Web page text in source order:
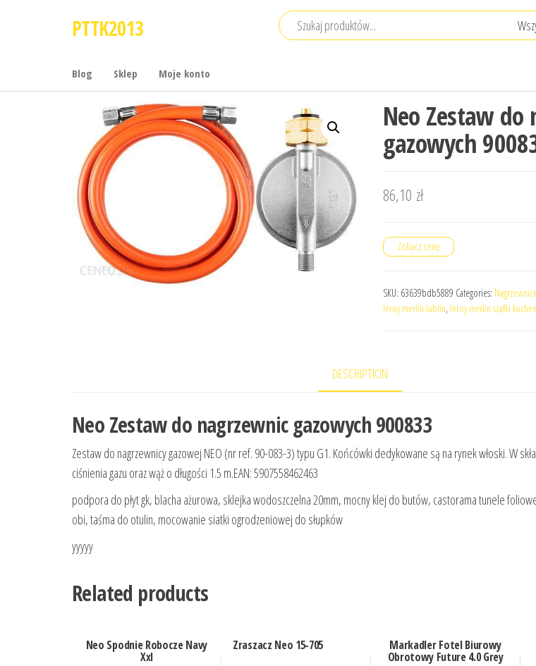
PTTK2013
Blog Sklep Moje konto
Neo Zestaw do
gazowych
86,10 zł
Zobacz cenę
SKU: 63639bdb5889 Categories: Nagrzewnice
leroy merlin lublin, leroy merlin szafki
DESCRIPTION
Neo Zestaw do nagrzewnic gazowych 900833
Zestaw do nagrzewnicy gazowej NEO (nr ref. 90-083-3) typu G1. Końcówki dedykowane są na rynek włoski. W
ciśnienia gazu oraz wąż o długości 1.5 m.EAN: 5907558462463
podpora do płyt gk, blacha ażurowa, sklejka wodoszczelna 20mm, mocny klej do butów, castorama tunele
obi, taśma do otulin, mocowanie siatki ogrodzeniowej do słupków
yyyyy
Related products
Neo Spodnie Robocze Navy
Xxl
Zraszacz Neo 15-705 Markadler Fotel Biurowy
Obrotowy Future 4.0 Grey